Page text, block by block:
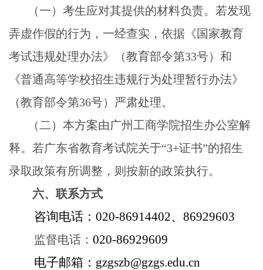
（一） 考生应对其提供的材料负责。若发现
弄虚作假的行为，一经查实，依据《国家教育
考试违规处理办法》（教育部令第33号）和
《普通高等学校招生违规行为处理暂行办法》
（教育部令第36号）严肃处理。
（二）本方案由广州工商学院招生办公室解
释。若广东省教育考试院关于“3+证书”的招生
录取政策有所调整，则按新的政策执行。
六、联系方式
咨询电话： 020-86914402、 86929603
监督电话： 020-86929609
电子邮箱： gzgszb@gzgs.edu.cn